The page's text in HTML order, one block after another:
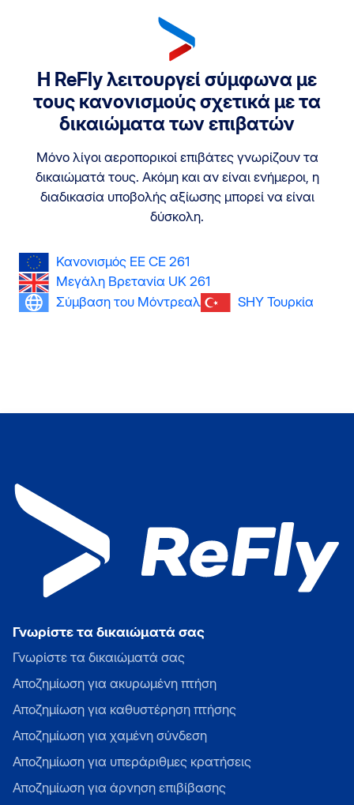
Η ReFly λειτουργεί σύμφωνα με
τους κανονισμούς σχετικά με τα
δικαιώματα των επιβατών
Μόνο λίγοι αεροπορικοί επιβάτες γνωρίζουν τα
δικαιώματά τους. Ακόμη και αν είναι ενήμεροι, η
διαδικασία υποβολής αξίωσης μπορεί να είναι
δύσκολη.
Κανονισμός ΕΕ CE 261
Μεγάλη Βρετανία UK 261
Σύμβαση του Μόντρεαλ
SHY Τουρκία
Γνωρίστε τα δικαιώματά σας
Γνωρίστε τα δικαιώματά σας
Αποζημίωση για ακυρωμένη πτήση
Αποζημίωση για καθυστέρηση πτήσης
Αποζημίωση για χαμένη σύνδεση
Αποζημίωση για υπεράριθμες κρατήσεις
Αποζημίωση για άρνηση επιβίβασης